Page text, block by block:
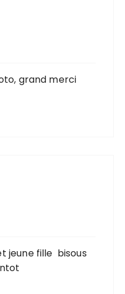
grand merci
jeune fille bisous